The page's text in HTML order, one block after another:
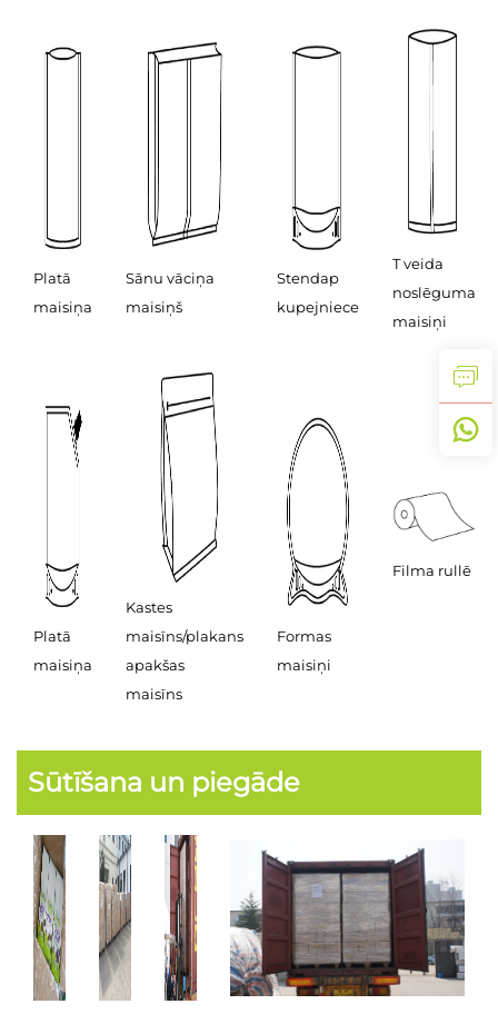
Platā
maisiņa
Sānu vāciņa
maisiņš
Stendap
kupejniece
T veida
noslēguma
maisiņi
Platā
maisiņa
Kastes
maisīns/plakans
apakšas
maisīns
Formas
maisiņi
Filma rullē
Sūtīšana un piegāde